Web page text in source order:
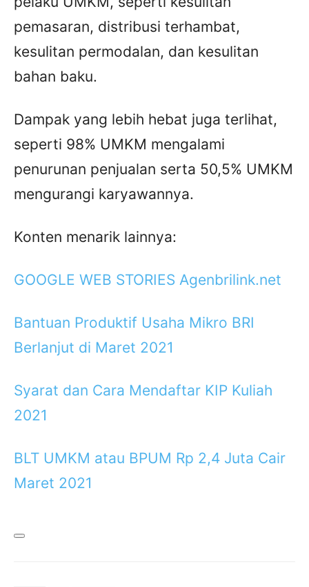
pemasaran, distribusi terhambat,
kesulitan permodalan, dan kesulitan
bahan baku.
Dampak yang lebih hebat juga terlihat,
seperti 98% UMKM mengalami
penurunan penjualan serta 50,5% UMKM
mengurangi karyawannya.
Konten menarik lainnya:
GOOGLE WEB STORIES Agenbrilink.net
Bantuan Produktif Usaha Mikro BRI
Berlanjut di Maret 2021
Syarat dan Cara Mendaftar KIP Kuliah
2021
BLT UMKM atau BPUM Rp 2,4 Juta Cair
Maret 2021